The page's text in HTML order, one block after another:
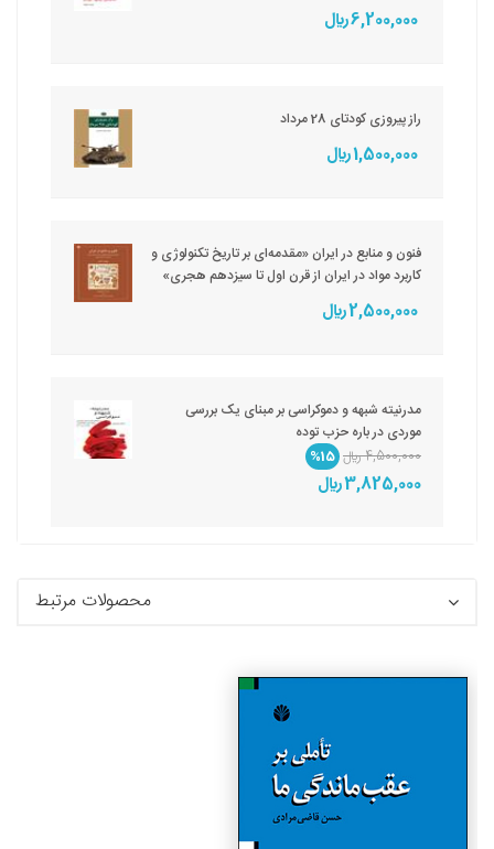
6,200,000 ريال
راز پیروزی کودتای 28 مرداد
1,500,000 ريال
فنون و منابع در ایران «مقدمه‌ای بر تاریخ تکنولوژی و
کاربرد مواد در ایران از قرن اول تا سیزدهم هجری»
2,500,000 ريال
مدرنیته شبهه و دموکراسی بر مبنای یک بررسی
موردی در باره حزب توده
4,500,000 ريال
%15
3,825,000 ريال
محصولات مرتبط